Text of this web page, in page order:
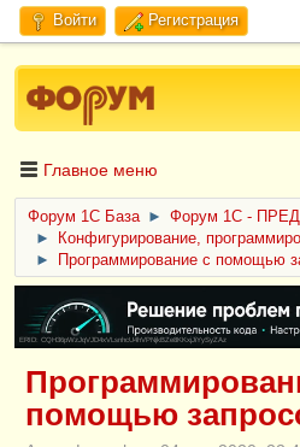
Войти Регистрация
Главное меню
Форум 1C База ►
Форум 1С -
►
Конфигурирование,
►
Программирование с помощью
ERID: CQH36pWzJqVJD4xVLsnhcU4hVPNjkBZe8KKxjJiYySyZAz
помощью